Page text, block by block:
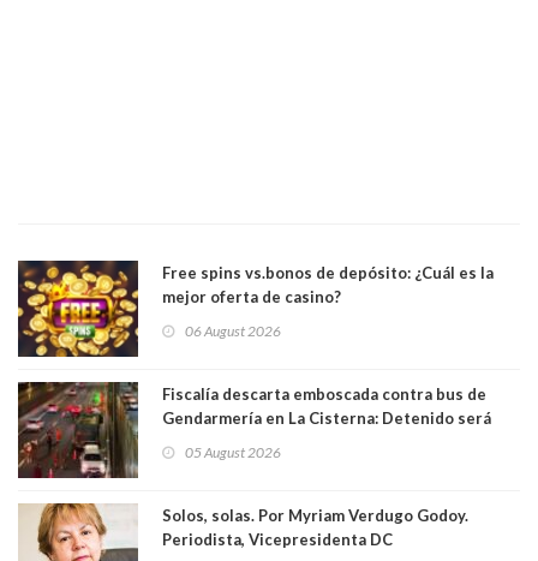
Free spins vs.bonos de depósito: ¿Cuál es la
mejor oferta de casino?
06 August 2026
Fiscalía descarta emboscada contra bus de
Gendarmería en La Cisterna: Detenido será
formalizado por robo
05 August 2026
Solos, solas. Por Myriam Verdugo Godoy.
Periodista, Vicepresidenta DC